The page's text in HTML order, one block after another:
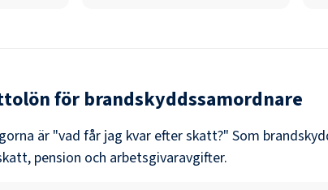
för brandskyddssamordnare
är "vad får jag kvar efter skatt?" Som
pension och arbetsgivaravgifter.